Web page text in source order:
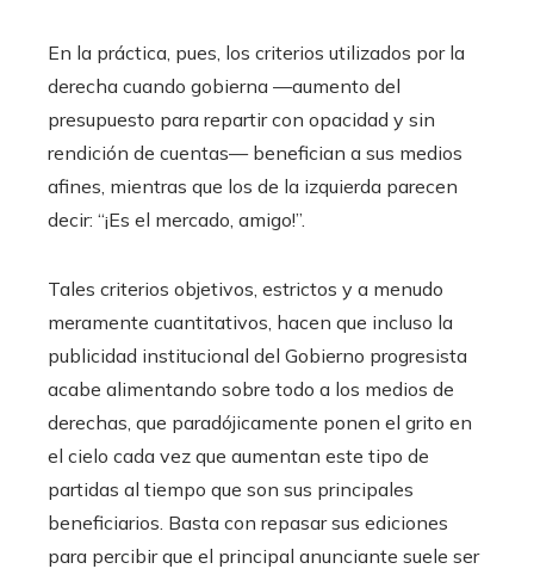
En la práctica, pues, los criterios utilizados por la
derecha cuando gobierna —aumento del
presupuesto para repartir con opacidad y sin
rendición de cuentas— benefician a sus medios
afines, mientras que los de la izquierda parecen
decir: “¡Es el mercado, amigo!”.
Tales criterios objetivos, estrictos y a menudo
meramente cuantitativos, hacen que incluso la
publicidad institucional del Gobierno progresista
acabe alimentando sobre todo a los medios de
derechas, que paradójicamente ponen el grito en
el cielo cada vez que aumentan este tipo de
partidas al tiempo que son sus principales
beneficiarios. Basta con repasar sus ediciones
para percibir que el principal anunciante suele ser